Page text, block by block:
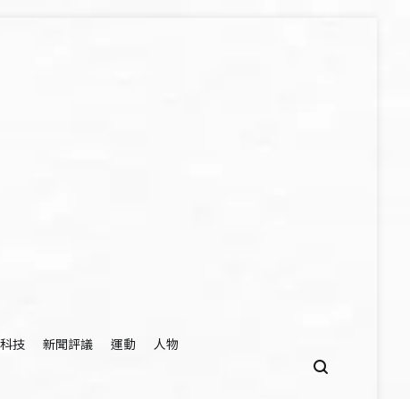
技 新聞評議 運動 人物